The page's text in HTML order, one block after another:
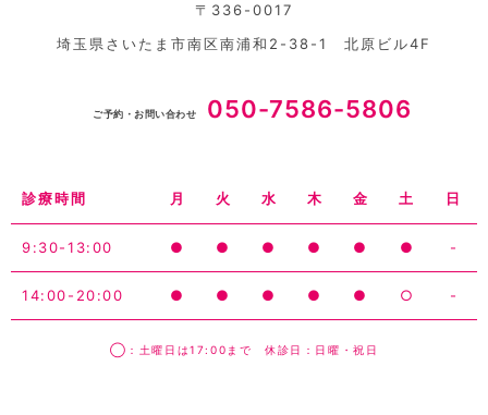
〒336-0017
埼玉県さいたま市南区南浦和2-38-1 北原ビル4F
ご予約・お問い合わせ 050-7586-5806
診療時間 月 火 水 木 金 土 日
9:30-13:00 ● ● ● ● ● ● -
14:00-20:00 ● ● ● ● ● ○ -
◯：土曜日は17:00まで 休診日：日曜・祝日